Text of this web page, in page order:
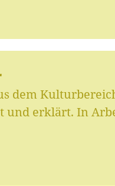
dem
und erklärt. In